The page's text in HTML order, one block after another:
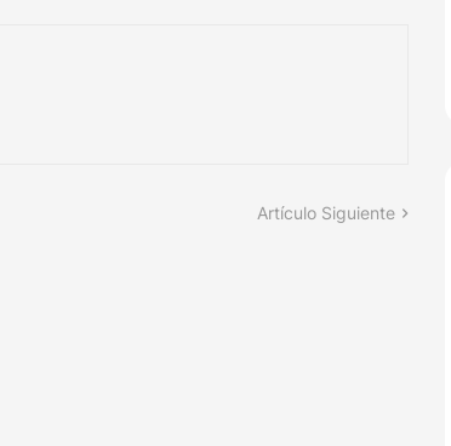
Artículo Siguiente